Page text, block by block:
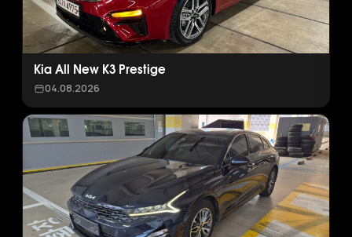
Kia All New K3 Prestige
04.08.2026